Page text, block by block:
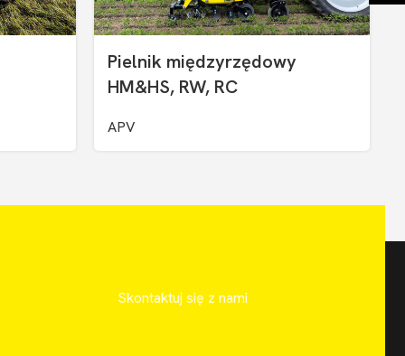
Pielnik międzyrzędowy
HM&HS, RW, RC
APV
Skontaktuj się z nami